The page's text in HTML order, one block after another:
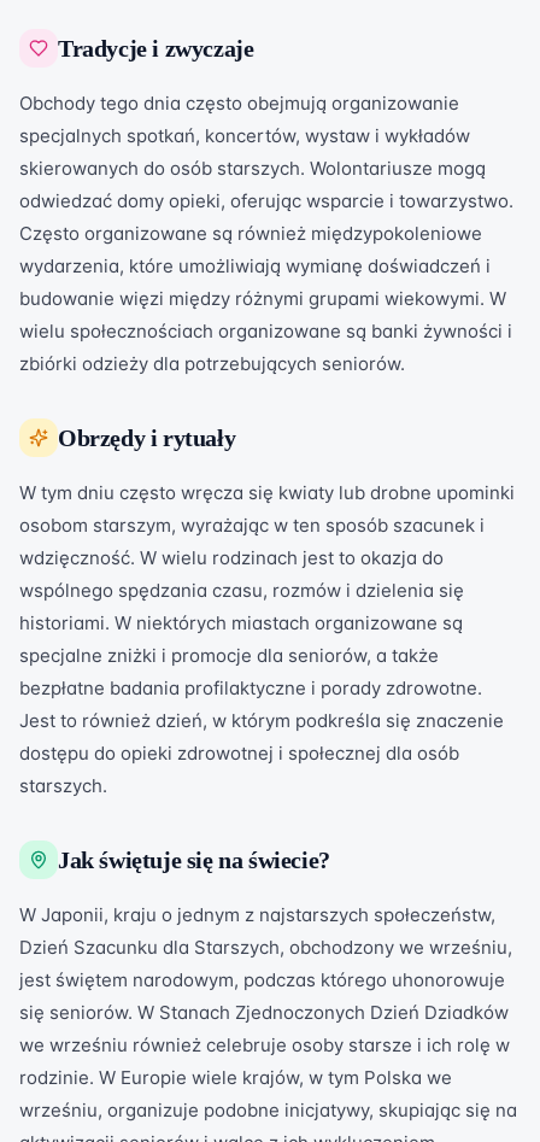
Tradycje i zwyczaje
Obchody tego dnia często obejmują organizowanie
specjalnych spotkań, koncertów, wystaw i wykładów
skierowanych do osób starszych. Wolontariusze mogą
odwiedzać domy opieki, oferując wsparcie i towarzystwo.
Często organizowane są również międzypokoleniowe
wydarzenia, które umożliwiają wymianę doświadczeń i
budowanie więzi między różnymi grupami wiekowymi. W
wielu społecznościach organizowane są banki żywności i
zbiórki odzieży dla potrzebujących seniorów.
Obrzędy i rytuały
W tym dniu często wręcza się kwiaty lub drobne upominki
osobom starszym, wyrażając w ten sposób szacunek i
wdzięczność. W wielu rodzinach jest to okazja do
wspólnego spędzania czasu, rozmów i dzielenia się
historiami. W niektórych miastach organizowane są
specjalne zniżki i promocje dla seniorów, a także
bezpłatne badania profilaktyczne i porady zdrowotne.
Jest to również dzień, w którym podkreśla się znaczenie
dostępu do opieki zdrowotnej i społecznej dla osób
starszych.
Jak świętuje się na świecie?
W Japonii, kraju o jednym z najstarszych społeczeństw,
Dzień Szacunku dla Starszych, obchodzony we wrześniu,
jest świętem narodowym, podczas którego uhonorowuje
się seniorów. W Stanach Zjednoczonych Dzień Dziadków
we wrześniu również celebruje osoby starsze i ich rolę w
rodzinie. W Europie wiele krajów, w tym Polska we
wrześniu, organizuje podobne inicjatywy, skupiając się na